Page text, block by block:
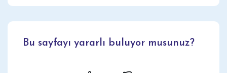
Bu sayfayı yararlı buluyor musunuz?